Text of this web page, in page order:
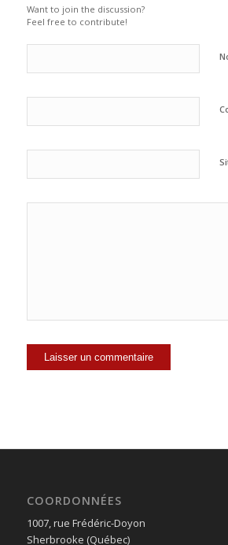
Want to join the discussion?
Feel free to contribute!
COORDONNÉES
1007, rue Frédéric-Doyon
Sherbrooke (Québec)